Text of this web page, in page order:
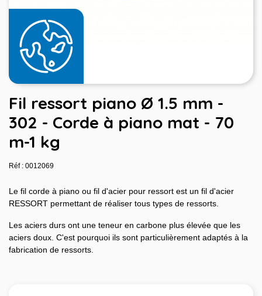
Fil ressort piano Ø 1.5 mm -
302 - Corde à piano mat - 70
m-1 kg
Réf : 0012069
Le fil corde à piano ou fil d'acier pour ressort est un fil d'acier
RESSORT permettant de réaliser tous types de ressorts.
Les aciers durs ont une teneur en carbone plus élevée que les
aciers doux. C'est pourquoi ils sont particulièrement adaptés à la
fabrication de ressorts.